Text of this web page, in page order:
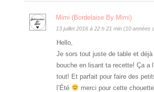
Mimi (Bordelaise By Mimi)
13 juillet 2016 à 22 h 21 min (10 années
Hello,
Je sors tout juste de table et déjà
bouche en lisant ta recette! Ça a
tout! Et parfait pour faire des
l’Été
merci pour cette